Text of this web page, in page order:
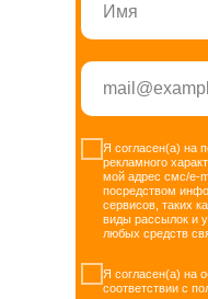
Я согласен(а) на
рекламного
мой адрес смс/e-
посредством
сервисов, таких
виды рассылок и
любых средств
Я согласен(а) на
соответствии с